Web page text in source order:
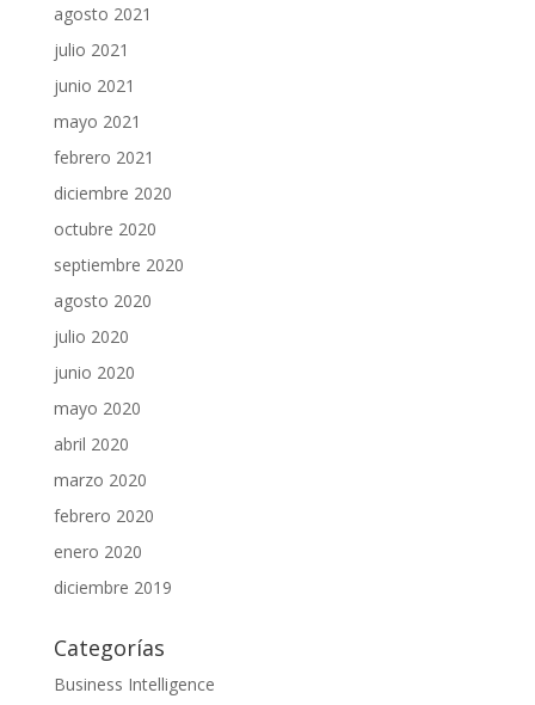
agosto 2021
julio 2021
junio 2021
mayo 2021
febrero 2021
diciembre 2020
octubre 2020
septiembre 2020
agosto 2020
julio 2020
junio 2020
mayo 2020
abril 2020
marzo 2020
febrero 2020
enero 2020
diciembre 2019
Categorías
Business Intelligence